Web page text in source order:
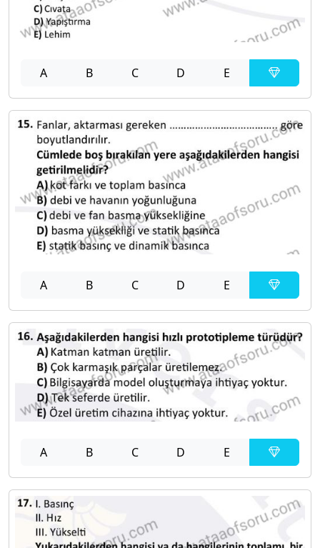
A B C D E
A B C D E
A B C D E